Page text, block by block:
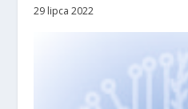
29 lipca 2022